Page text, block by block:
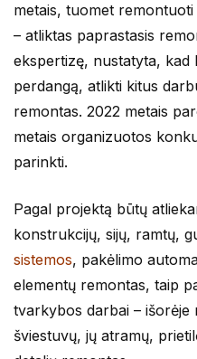
metais, tuomet
– atliktas paprastasis
ekspertizę, nustatyta,
perdangą, atlikti kitus
remontas. 2022 metais
metais organizuotos
parinkti.
Pagal projektą būtų
konstrukcijų, sijų, ramtų,
sistemos, pakėlimo
elementų remontas, taip
tvarkybos darbai – išorėje
šviestuvų, jų atramų,